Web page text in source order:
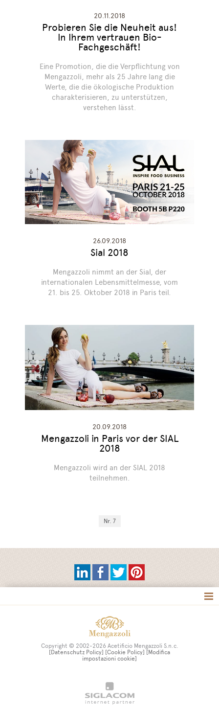
20.11.2018
Probieren Sie die Neuheit aus!
In Ihrem vertrauen Bio-
Fachgeschäft!
Eine Promotion, die die Verpflichtung von
Mengazzoli, mehr als 25 Jahre lang die
Werte, die die ökologische Produktion
charakterisieren, zu unterstützen,
verstehen lässt.
26.09.2018
Sial 2018
Mengazzoli nimmt an der Sial, der
internationalen Lebensmittelmesse, vom
21. bis 25. Oktober 2018 in Paris teil.
20.09.2018
Mengazzoli in Paris vor der SIAL
2018
Mengazzoli wird an der SIAL 2018
teilnehmen.
Nr. 7
Copyright © 2002-2026 Acetificio Mengazzoli S.n.c.
[Datenschutz Policy] [Cookie Policy] [Modifica
impostazioni cookie]